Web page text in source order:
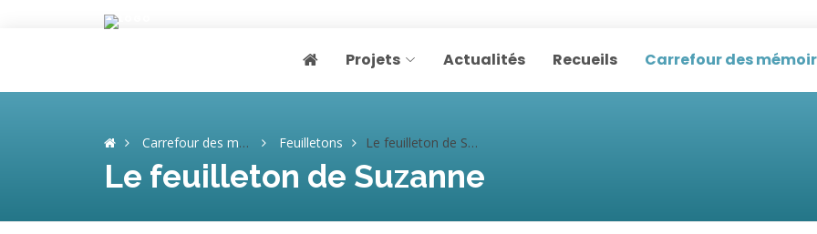
Page home
Projets Actualités Recueils Carrefour des
Carrefour des mémoires Feuilletons Le feuilleton de Suzanne
Le feuilleton de Suzanne